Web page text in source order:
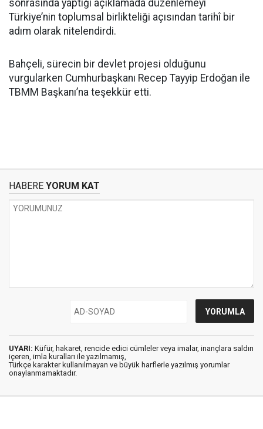
sonrasında yaptığı açıklamada düzenlemeyi
Türkiye’nin toplumsal birlikteliği açısından tarihî bir
adım olarak nitelendirdi.
Bahçeli, sürecin bir devlet projesi olduğunu
vurgularken Cumhurbaşkanı Recep Tayyip Erdoğan ile
TBMM Başkanı’na teşekkür etti.
HABERE YORUM KAT
UYARI: Küfür, hakaret, rencide edici cümleler veya imalar, inançlara saldırı
içeren, imla kuralları ile yazılmamış,
Türkçe karakter kullanılmayan ve büyük harflerle yazılmış yorumlar
onaylanmamaktadır.